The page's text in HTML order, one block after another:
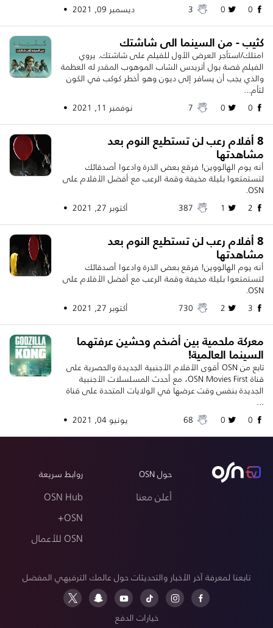
ديسمبر 09, 2021 •
كثيب - من السينما الى شاشتك
امتلك/استأجر العرض الأول للفيلم على شاشتك. يروي
الفيلم قصة بول أتريدس الشاب الموهوب المقدر له العظمة
والذي يجب أن يسافر إلى ديون وهو أخطر كوكب في الكون
لتأم...
نوفمبر 11, 2021 •
8 أفلام رعب لن تستطيع النوم بعد
مشاهدتها
أنه يوم الهالووين! فرقع بعض الذرة وادعوا أصدقائك
لتستمتعوا بليلة مخيفة وقمة الرعب مع أفضل الأفلام على
OSN.
أكتوبر 27, 2021 •
8 أفلام رعب لن تستطيع النوم بعد
مشاهدتها
أنه يوم الهالووين! فرقع بعض الذرة وادعوا أصدقائك
لتستمتعوا بليلة مخيفة وقمة الرعب مع أفضل الأفلام على
OSN.
أكتوبر 27, 2021 •
معركة ملحمية بين أضخم وحشين عرفتهما
السينما العالمية!
تابع من OSN أقوى الأفلام الأجنبية الجديدة والحصرية على
قناة OSN Movies First، مع أحدث المسلسلات الأجنبية
الجديدة بنفس وقت عرضها في الولايات المتحدة على قناة
...
يونيو 04, 2021 •
حول OSN
أعلن معنا
روابط سريعة
OSN Hub
OSN+
OSN للأعمال
تابعنا لمعرفة آخر الأخبار والتحديثات حول عالمك الترفيهي المفضل
خيارات الدفع